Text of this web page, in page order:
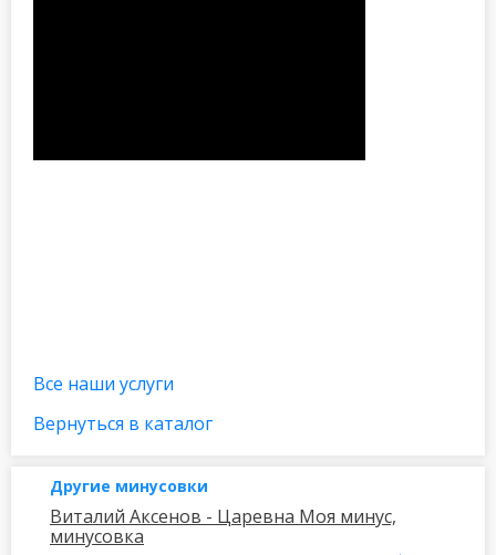
Все наши услуги
Вернуться в каталог
Другие минусовки
Виталий Аксенов - Царевна Моя минус,
минусовка